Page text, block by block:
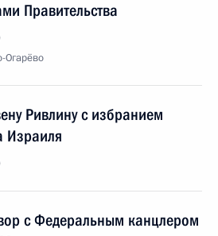
Правительства
Огарёво
Ривлину с избранием
Израиля
с Федеральным канцлером